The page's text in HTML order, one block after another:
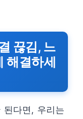
끊김, 느
해결하세
된다면, 우리는